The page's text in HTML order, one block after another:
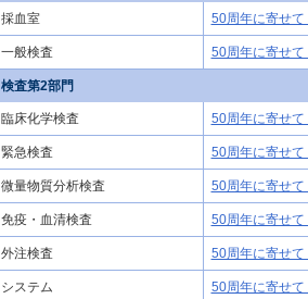
採血室 50周年に寄せて
一般検査 50周年に寄せて
検査第2部門
臨床化学検査 50周年に寄せて
緊急検査 50周年に寄せて
微量物質分析検査 50周年に寄せて
免疫・血清検査 50周年に寄せて
外注検査 50周年に寄せて
システム 50周年に寄せて